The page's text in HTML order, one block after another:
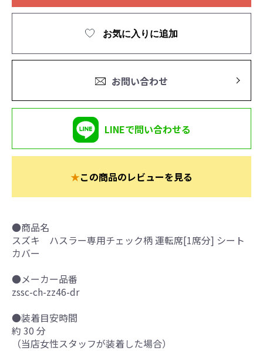
お気に入りに追加
お問い合わせ
LINEで問い合わせる
★この商品のレビューを見る
●商品名
スズキ ハスラー専用チェック柄 運転席[1席分] シート
カバー
●メーカー品番
zssc-ch-zz46-dr
●装着目安時間
約 30 分
（当店女性スタッフが装着した場合）